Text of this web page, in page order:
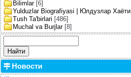
Bilimlar [6]
Yulduzlar Biografiyasi | Юлдузлар Хаёти
Tush Ta'birlari [486]
Muchal va Burjlar [8]
Новости